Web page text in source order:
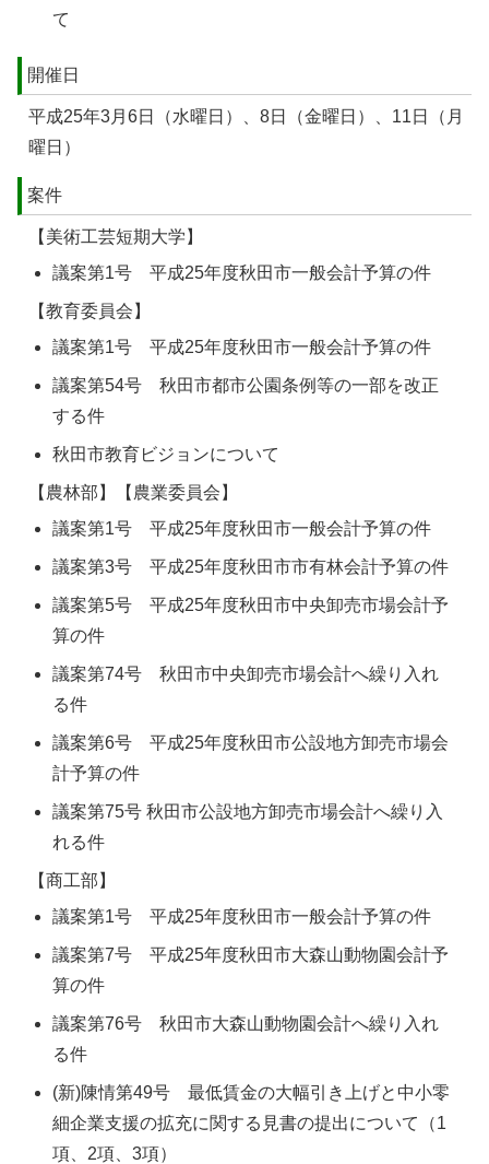
て
開催日
平成25年3月6日（水曜日）、8日（金曜日）、11日（月
曜日）
案件
【美術工芸短期大学】
議案第1号 平成25年度秋田市一般会計予算の件
【教育委員会】
議案第1号 平成25年度秋田市一般会計予算の件
議案第54号 秋田市都市公園条例等の一部を改正
する件
秋田市教育ビジョンについて
【農林部】【農業委員会】
議案第1号 平成25年度秋田市一般会計予算の件
議案第3号 平成25年度秋田市市有林会計予算の件
議案第5号 平成25年度秋田市中央卸売市場会計予
算の件
議案第74号 秋田市中央卸売市場会計へ繰り入れ
る件
議案第6号 平成25年度秋田市公設地方卸売市場会
計予算の件
議案第75号 秋田市公設地方卸売市場会計へ繰り入
れる件
【商工部】
議案第1号 平成25年度秋田市一般会計予算の件
議案第7号 平成25年度秋田市大森山動物園会計予
算の件
議案第76号 秋田市大森山動物園会計へ繰り入れ
る件
(新)陳情第49号 最低賃金の大幅引き上げと中小零
細企業支援の拡充に関する見書の提出について（1
項、2項、3項）